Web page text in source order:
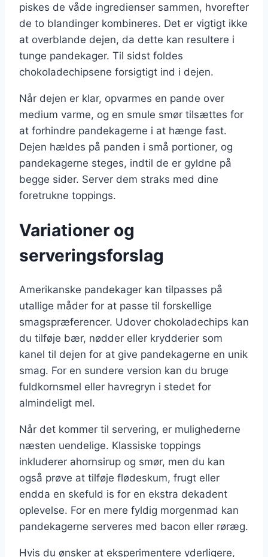
piskes de våde ingredienser sammen, hvorefter
de to blandinger kombineres. Det er vigtigt ikke
at overblande dejen, da dette kan resultere i
tunge pandekager. Til sidst foldes
chokoladechipsene forsigtigt ind i dejen.
Når dejen er klar, opvarmes en pande over
medium varme, og en smule smør tilsættes for
at forhindre pandekagerne i at hænge fast.
Dejen hældes på panden i små portioner, og
pandekagerne steges, indtil de er gyldne på
begge sider. Server dem straks med dine
foretrukne toppings.
Variationer og
serveringsforslag
Amerikanske pandekager kan tilpasses på
utallige måder for at passe til forskellige
smagspræferencer. Udover chokoladechips kan
du tilføje bær, nødder eller krydderier som
kanel til dejen for at give pandekagerne en unik
smag. For en sundere version kan du bruge
fuldkornsmel eller havregryn i stedet for
almindeligt mel.
Når det kommer til servering, er mulighederne
næsten uendelige. Klassiske toppings
inkluderer ahornsirup og smør, men du kan
også prøve at tilføje flødeskum, frugt eller
endda en skefuld is for en ekstra dekadent
oplevelse. For en mere fyldig morgenmad kan
pandekagerne serveres med bacon eller røræg.
Hvis du ønsker at eksperimentere yderligere,